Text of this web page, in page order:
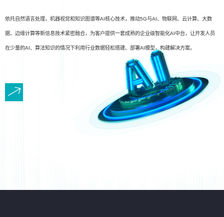
依托自然语言处理，机器视觉和知识图谱等AI核心技术，推动5G与AI、物联网、云计算、大数
据、边缘计算等新信息技术紧密融合，为客户提供一套成熟的企业级智能化AI中台，让开发人员
在少量的AI、算法知识的情况下利用行业数据轻松搭建、部署AI模型，构建解决方案。